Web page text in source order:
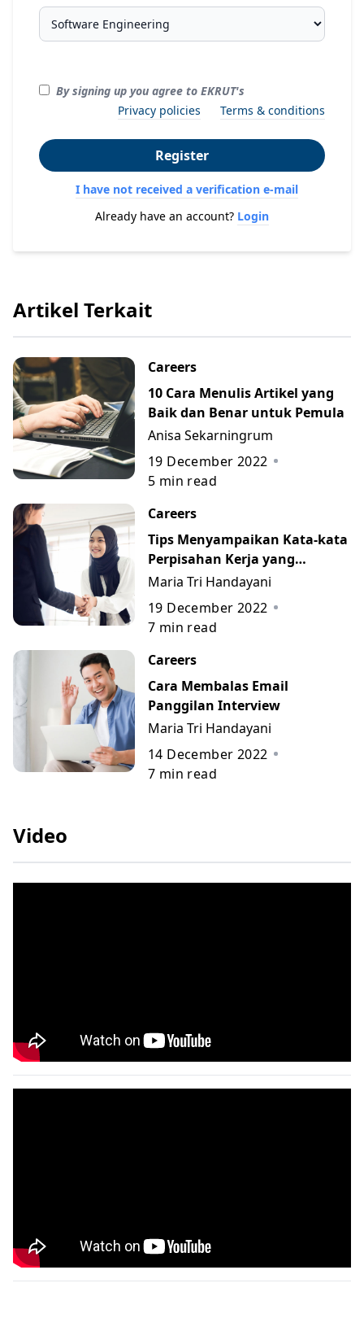
By signing up you agree to EKRUT's
Privacy policies
Terms & conditions
Register
I have not received a verification e-mail
Already have an account? Login
Artikel Terkait
Careers
10 Cara Menulis Artikel yang
Baik dan Benar untuk Pemula
Anisa Sekarningrum
19 December 2022
5 min read
Careers
Tips Menyampaikan Kata-kata
Perpisahan Kerja yang
Berkesan beserta Contohnya
Maria Tri Handayani
19 December 2022
7 min read
Careers
Cara Membalas Email
Panggilan Interview
Maria Tri Handayani
14 December 2022
7 min read
Video